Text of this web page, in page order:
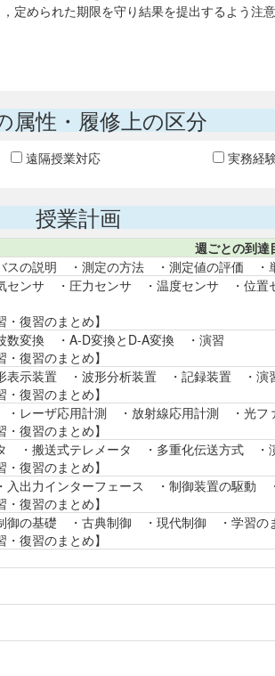
定められた期限を守り結果を提出するよう注
属性・履修上の区分
遠隔授業対応 実務経
授業計画
週ごとの到達
バスの説明 ・測定の方法 ・測定値の評価 ・
センサ ・圧力センサ ・温度センサ ・位
・復習のまとめ】
数変換 ・A-D変換とD-A変換 ・演習
・復習のまとめ】
表示装置 ・波形分析装置 ・記録装置 ・演
・復習のまとめ】
・レーザ応用計測 ・放射線応用計測 ・光フ
・復習のまとめ】
タ ・搬送式テレメータ ・多重化伝送方式 ・
・復習のまとめ】
入出力インターフェース ・制御装置の駆動
・復習のまとめ】
制御の基礎 ・古典制御 ・現代制御 ・学習の
・復習のまとめ】